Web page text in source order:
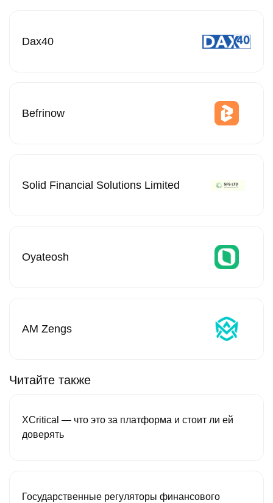
Dax40
Befrinow
Solid Financial Solutions Limited
Oyateosh
AM Zengs
Читайте также
XCritical — что это за платформа и стоит ли ей
доверять
Государственные регуляторы финансового